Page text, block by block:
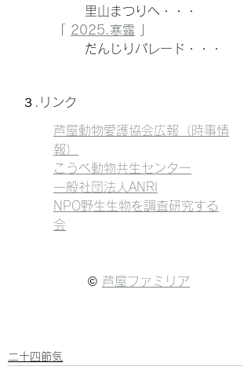
里山まつりへ ・・・
2025.寒露
だんじりパレード ・・・
３.リンク
芦屋動物愛護協会広報（時事情
報）
こうべ動物共生センター
一般社団法人ANRI
NPO野生生物を調査研究する
会
© 芦屋ファミリア
二十四節気